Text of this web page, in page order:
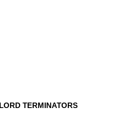
TERMINATORS